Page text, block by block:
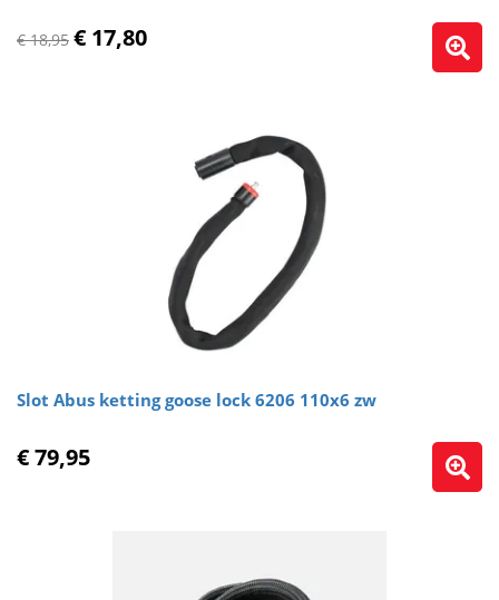
€ 18,95 € 17,80
Slot Abus ketting goose lock 6206 110x6 zw
€ 79,95